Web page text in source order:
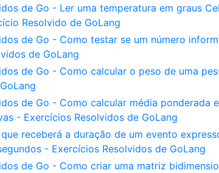
de Go - Ler uma temperatura em graus
Resolvido de GoLang
de Go - Como testar se um número
de GoLang
de Go - Como calcular o peso de uma
de Go - Como calcular média ponderada
- Exercícios Resolvidos de GoLang
receberá a duração de um evento
- Exercícios Resolvidos de GoLang
de Go - Como criar uma matriz